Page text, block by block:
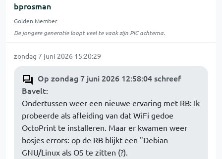
bprosman
Golden Member
De jongere generatie loopt veel te vaak zijn PIC achterna.
zondag 7 juni 2026 15:20:29
Op zondag 7 juni 2026 12:58:04 schreef
Bavelt:
Ondertussen weer een nieuwe ervaring met RB: Ik
probeerde als afleiding van dat WiFi gedoe
OctoPrint te installeren. Maar er kwamen weer
bosjes errors: op de RB blijkt een "Debian
GNU/Linux als OS te zitten (?).